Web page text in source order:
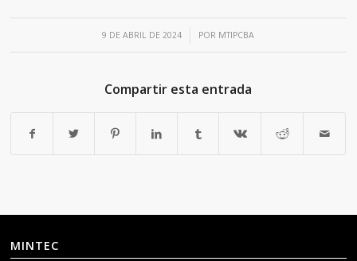
9 DE ABRIL DE 2024
/ POR MTIPCBA
Compartir esta entrada
MINTEC